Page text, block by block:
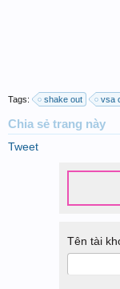
Tags: shake out vsa
Chia sẻ trang này
Tweet
Tên tài